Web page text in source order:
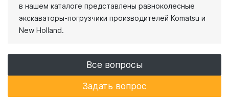
в нашем каталоге представлены равноколесные
экскаваторы-погрузчики производителей Komatsu и
New Holland.
Все вопросы
Задать вопрос